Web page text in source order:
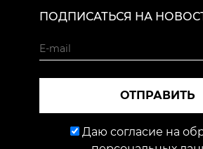
ПОДПИСАТЬСЯ НА
ОТПРАВИТЬ
Даю согласие на